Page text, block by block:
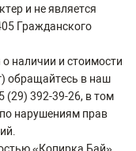
и не является
Гражданского
наличии и стоимости
обращайтесь в наш
(29) 392-39-26, в том
нарушениям прав